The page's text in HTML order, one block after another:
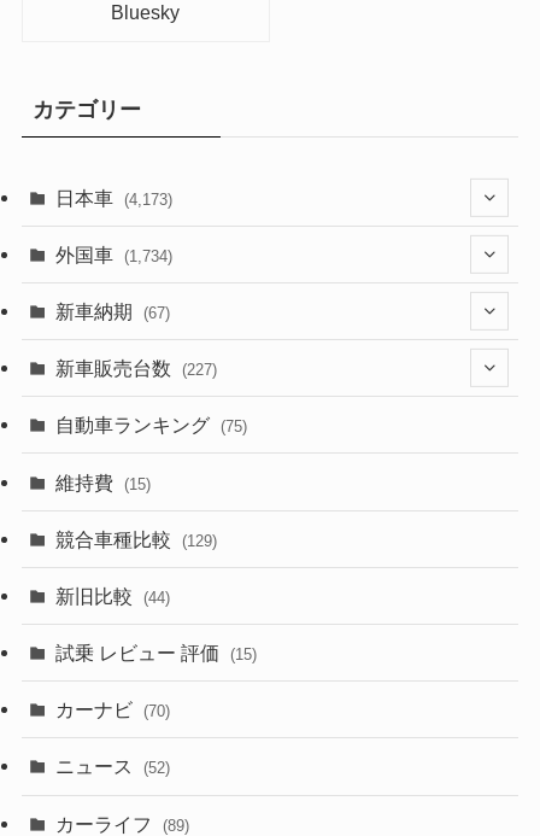
Bluesky
カテゴリー
日本車 (4,173)
(1,321)
(329)
(526)
(357)
(328)
(253)
外国車 (1,734)
(242)
(85)
(84)
(50)
(43)
(6)
(58)
(28)
(27)
新車納期 (67)
(28)
(8)
(3)
(3)
新車販売台数 (227)
(21)
(5)
(7)
自動車ランキング (75)
維持費 (15)
競合車種比較 (129)
新旧比較 (44)
試乗 レビュー 評価 (15)
カーナビ (70)
ニュース (52)
カーライフ (89)